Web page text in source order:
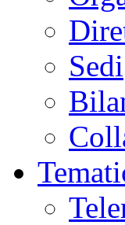
Sedi